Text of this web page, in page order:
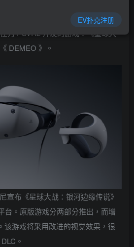
一期 State of Play 发布会。在会
为 PSVR2 开发的游戏：《星球大
DEMEO 》。
布《星球大战：银河边缘传说》
台。原版游戏分两部分推出，而增
该游戏将采用改进的视觉效果，很
。
EV扑克注册